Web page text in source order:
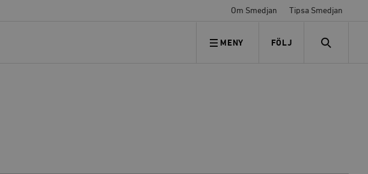
Om Smedjan Tipsa Smedjan
MENY FÖLJ
FÖLJ OSS SEARCH